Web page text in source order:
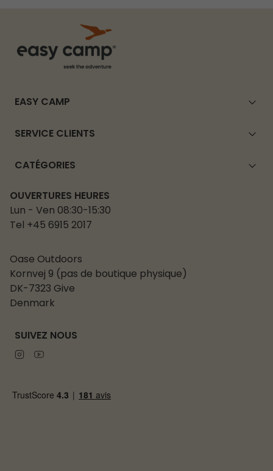
EASY CAMP
SERVICE CLIENTS
CATÉGORIES
OUVERTURES HEURES
Lun - Ven 08:30-15:30
Tel +45 6915 2017
Oase Outdoors
Kornvej 9 (pas de boutique physique)
DK-7323 Give
Denmark
SUIVEZ NOUS
Instagram
Youtube